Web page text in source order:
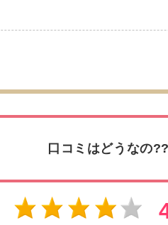
口コミはどうなの